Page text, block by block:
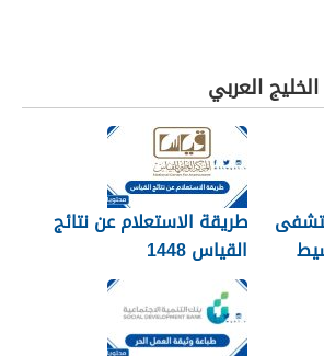
العربي
طريقة الاستعلام عن نتائج
القياس 1448